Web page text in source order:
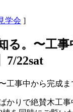
学会 ]
る。〜工
7/22sat
工事中から完成
かりで絶賛木工